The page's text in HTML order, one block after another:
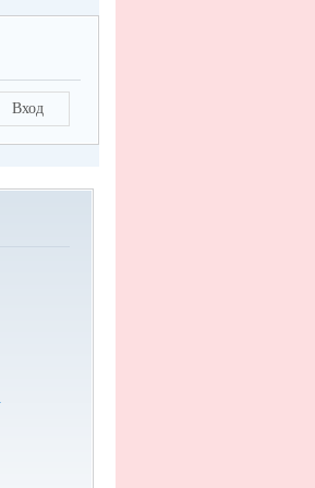
Вход